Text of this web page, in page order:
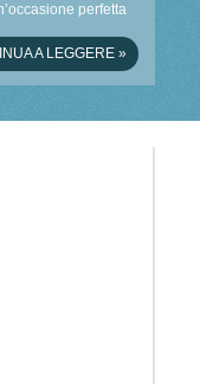
perfetta
A LEGGERE »